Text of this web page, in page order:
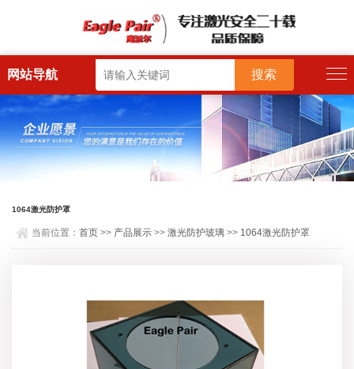
网站导航
1064激光防护罩
当前位置：首页 >> 产品展示 >>激光防护玻璃 >> 1064激光防护罩